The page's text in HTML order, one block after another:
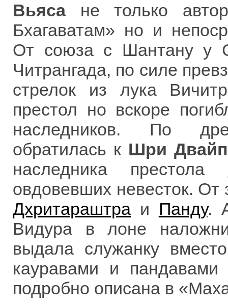
Вьясане только
Бхагаватам» но и
От союза с Шантану у
Читрангада, по силе
стрелок из лука
престол но вскоре
наследников. По
обратилась к Шри
наследника престола
овдовевших невесток. От
Дхритараштра и Панду.
Видура в лоне
выдала служанку
кауравами и пандавами
подробно описана в